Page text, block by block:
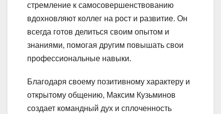
стремление к самосовершенствованию
вдохновляют коллег на рост и развитие. Он
всегда готов делиться своим опытом и
знаниями, помогая другим повышать свои
профессиональные навыки.
Благодаря своему позитивному характеру и
открытому общению, Максим Кузьминов
создает командный дух и сплоченность